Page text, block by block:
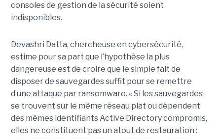
consoles de gestion de la sécurité soient
indisponibles.
Devashri Datta, chercheuse en cybersécurité,
estime pour sa part que l’hypothèse la plus
dangereuse est de croire que le simple fait de
disposer de sauvegardes suffit pour se remettre
d’une attaque par ransomware. « Si les sauvegardes
se trouvent sur le même réseau plat ou dépendent
des mêmes identifiants Active Directory compromis,
elles ne constituent pas un atout de restauration :